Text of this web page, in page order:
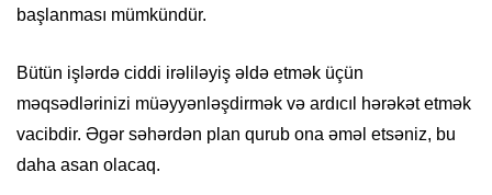
başlanması mümkündür.
Bütün işlərdə ciddi irəliləyiş əldə etmək üçün
məqsədlərinizi müəyyənləşdirmək və ardıcıl hərəkət etmək
vacibdir. Əgər səhərdən plan qurub ona əməl etsəniz, bu
daha asan olacaq.